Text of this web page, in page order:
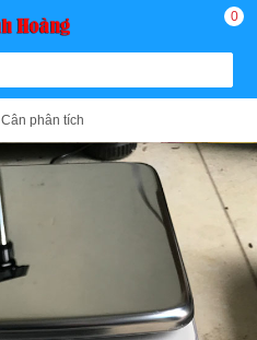
0
Cân phân tích